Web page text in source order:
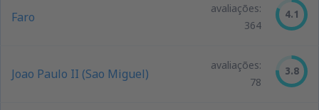
Faro
avaliações:
364
4.1
Joao Paulo II (Sao Miguel)
avaliações:
78
3.8